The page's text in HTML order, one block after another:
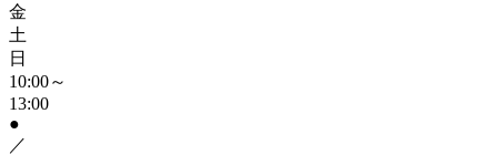
金
土
日
10:00～
13:00
●
／